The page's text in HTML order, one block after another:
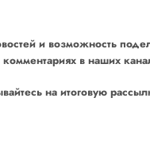
и возможность
в наших
на итоговую